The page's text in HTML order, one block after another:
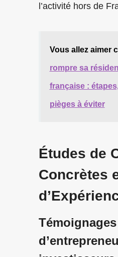
l’activité hors de
Vous allez aimer
rompre sa
française :
pièges à éviter
Études de
Concrètes
Témoignages